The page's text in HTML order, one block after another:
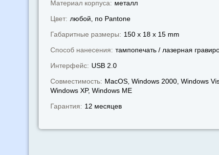
Материал корпуса: металл
Цвет: любой, по Pantone
Габаритные размеры: 150 x 18 x 15 mm
Способ нанесения: тампопечать / лазерная
Интерфейс: USB 2.0
Совместимость: MacOS, Windows 2000, Windows
Windows XP, Windows МЕ
Гарантия: 12 месяцев